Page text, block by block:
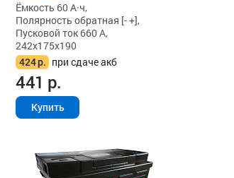
Ёмкость 60 А·ч,
Полярность обратная [- +],
Пусковой ток 660 А,
242x175x190
424р. при сдаче акб
441 р.
Купить